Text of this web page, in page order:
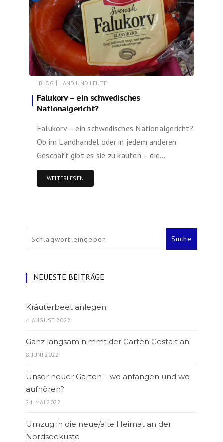
BLOG | LAND UND LEUTE
Falukorv – ein schwedisches
Nationalgericht?
Falukorv – ein schwedisches Nationalgericht?
Ob im Landhandel oder in jedem anderen
Geschäft gibt es sie zu kaufen – die…
WEITERLESEN
NEUESTE BEITRÄGE
Kräuterbeet anlegen
4. AUGUST 2022
Ganz langsam nimmt der Garten Gestalt an!
8. JUNI 2022
Unser neuer Garten – wo anfangen und wo
aufhören?
24. MAI 2022
Umzug in die neue/alte Heimat an der
Nordseeküste